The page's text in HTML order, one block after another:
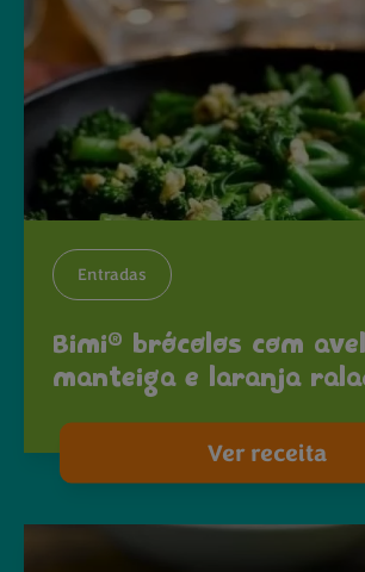
Entradas
Bimi® brócolos com
manteiga e laranja
Ver receita